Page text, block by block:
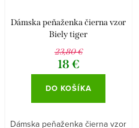
Dámska peňaženka čierna vzor
Biely tiger
23,80 €
18 €
DO KOŠÍKA
Dámska peňaženka čierna vzor